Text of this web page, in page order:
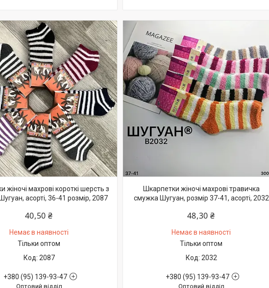
жіночі махрові короткі шерсть з
асорті, 36-41 розмір, 2087
40,50 ₴
Немає в наявності
Тільки оптом
2087
+380 (95) 139-93-47
Оптовий відділ
Шкарпетки жіночі махрові травичка
смужка Шугуан, розмір 37-41, асорті, 2032
48,30 ₴
Немає в наявності
Тільки оптом
2032
+380 (95) 139-93-47
Оптовий відділ